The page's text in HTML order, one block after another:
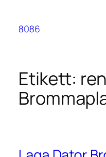
innehåll
8086
Etikett: